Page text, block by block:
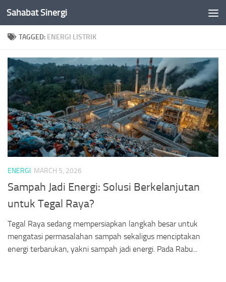
Skip to content
Sahabat Sinergi
TAGGED: ENERGI LISTRIK
ENERGI MARCH 5, 2026
Sampah Jadi Energi: Solusi Berkelanjutan
untuk Tegal Raya?
Tegal Raya sedang mempersiapkan langkah besar untuk
mengatasi permasalahan sampah sekaligus menciptakan
energi terbarukan, yakni sampah jadi energi. Pada Rabu...